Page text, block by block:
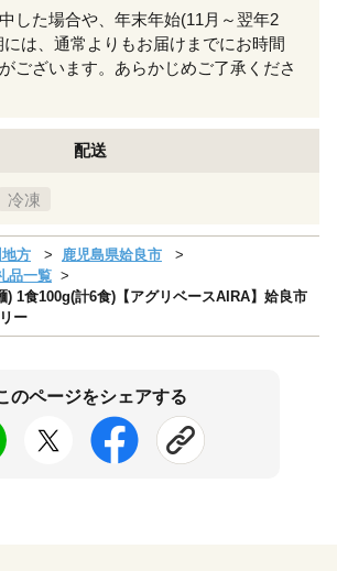
した場合や、年末年始(11月～翌年2
には、通常よりもお届けまでにお時間
ございます。あらかじめご了承くださ
配送
冷凍
方
鹿児島県姶良市
品一覧
) 1食100g(計6食)【アグリベースAIRA】姶良市
ー
のページをシェアする